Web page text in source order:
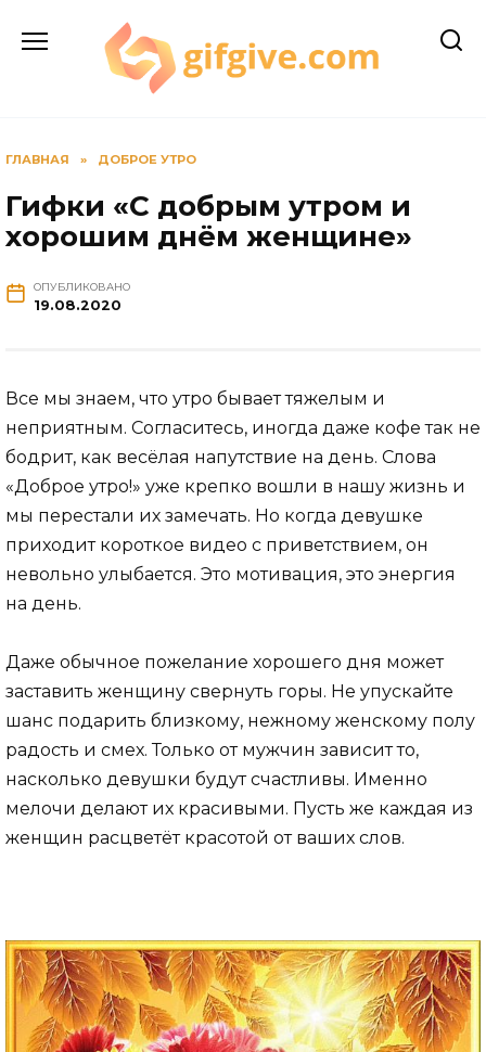
содержанию
ГЛАВНАЯ » ДОБРОЕ УТРО
Гифки «С добрым утром и
хорошим днём женщине»
ОПУБЛИКОВАНО
19.08.2020
Все мы знаем, что утро бывает тяжелым и
неприятным. Согласитесь, иногда даже кофе так не
бодрит, как весёлая напутствие на день. Слова
«Доброе утро!» уже крепко вошли в нашу жизнь и
мы перестали их замечать. Но когда девушке
приходит короткое видео с приветствием, он
невольно улыбается. Это мотивация, это энергия
на день.
Даже обычное пожелание хорошего дня может
заставить женщину свернуть горы. Не упускайте
шанс подарить близкому, нежному женскому полу
радость и смех. Только от мужчин зависит то,
насколько девушки будут счастливы. Именно
мелочи делают их красивыми. Пусть же каждая из
женщин расцветёт красотой от ваших слов.